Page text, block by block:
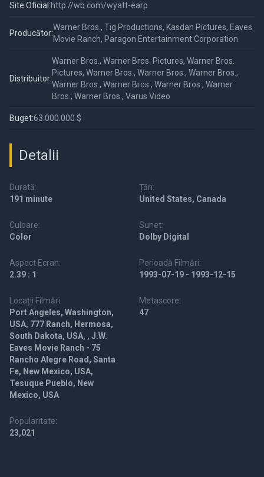
Site Oficial:http://wb.com/wyatt-earp
Producător:
Warner Bros., Tig Productions, Kasdan Pictures, Eaves
Movie Ranch, Paragon Entertainment Corporation
Distribuitor:
Warner Bros., Warner Bros. Pictures, Warner Bros.
Pictures, Warner Bros., Warner Bros., Warner Bros.,
Warner Bros., Warner Bros., Warner Bros., Warner
Bros., Warner Bros., Varus Video
Buget:63.000.000 $
Detalii
Durată:
191 minute
Țări:
United States, Canada
Culoare:
Color
Sunet:
Dolby Digital
Aspect Ecran:
2.39 : 1
Perioadă Filmări:
1993-07-19 - 1993-12-15
Locații Filmări:
Port Angeles, Washington,
USA, 777 Ranch, Hermosa,
South Dakota, USA, , J.W.
Eaves Movie Ranch - 75
Rancho Alegre Road, Santa
Fe, New Mexico, USA,
Tesuque Pueblo, New
Mexico, USA
Metascore:
47
Popularitate:
23,021